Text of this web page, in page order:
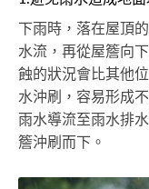
下雨時，落在屋頂
水流，再從屋簷向
蝕的狀況會比其他
水沖刷，容易形成
雨水導流至雨水排
簷沖刷而下。